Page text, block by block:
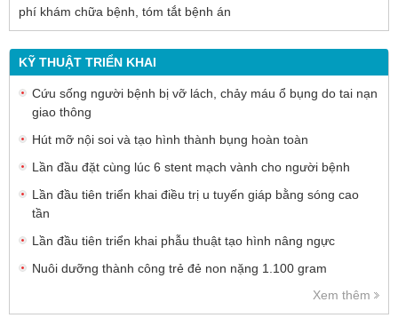
phí khám chữa bệnh, tóm tắt bệnh án
KỸ THUẬT TRIỂN KHAI
Cứu sống người bệnh bị vỡ lách, chảy máu ổ bụng do tai nạn
giao thông
Hút mỡ nội soi và tạo hình thành bụng hoàn toàn
Lần đầu đặt cùng lúc 6 stent mạch vành cho người bệnh
Lần đầu tiên triển khai điều trị u tuyến giáp bằng sóng cao
tần
Lần đầu tiên triển khai phẫu thuật tạo hình nâng ngực
Nuôi dưỡng thành công trẻ đẻ non nặng 1.100 gram
Xem thêm